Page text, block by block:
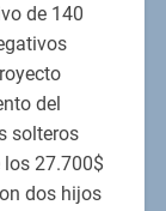
de 140
del
solteros
27.700$
dos hijos